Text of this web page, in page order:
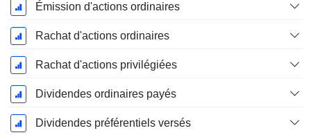
Émission d'actions ordinaires
Rachat d'actions ordinaires
Rachat d'actions privilégiées
Dividendes ordinaires payés
Dividendes préférentiels versés